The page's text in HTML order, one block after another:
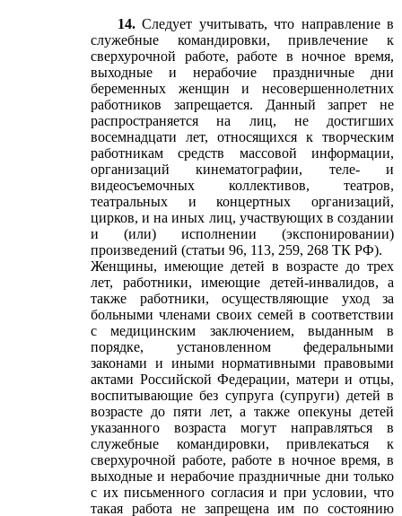
14.Следует учитывать, что направление в
служебные командировки, привлечение к
сверхурочной работе, работе в ночное время,
выходные и нерабочие праздничные дни
беременных женщин и несовершеннолетних
работников запрещается. Данный запрет не
распространяется на лиц, не достигших
восемнадцати лет, относящихся к творческим
работникам средств массовой информации,
организаций кинематографии, теле- и
видеосъемочных коллективов, театров,
театральных и концертных организаций,
цирков, и на иных лиц, участвующих в создании
и (или) исполнении (экспонировании)
произведений (статьи 96, 113, 259, 268 ТК РФ).
Женщины, имеющие детей в возрасте до трех
лет, работники, имеющие детей-инвалидов, а
также работники, осуществляющие уход за
больными членами своих семей в соответствии
с медицинским заключением, выданным в
порядке, установленном федеральными
законами и иными нормативными правовыми
актами Российской Федерации, матери и отцы,
воспитывающие без супруга (супруги) детей в
возрасте до пяти лет, а также опекуны детей
указанного возраста могут направляться в
служебные командировки, привлекаться к
сверхурочной работе, работе в ночное время, в
выходные и нерабочие праздничные дни только
с их письменного согласия и при условии, что
такая работа не запрещена им по состоянию